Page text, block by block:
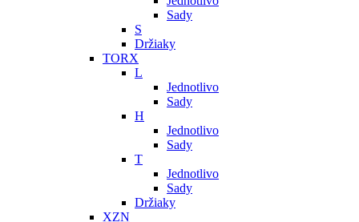
Sady
S
Držiaky
TORX
L
Jednotlivo
Sady
H
Jednotlivo
Sady
T
Jednotlivo
Sady
Držiaky
XZN